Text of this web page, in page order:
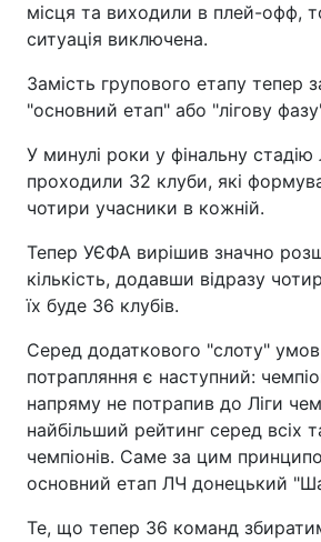
місця та виходили в плей-офф,
ситуація виключена.
Замість групового етапу тепер
"основний етап" або "лігову
У минулі роки у фінальну стадію
проходили 32 клуби, які
чотири учасники в кожній.
Тепер УЄФА вирішив значно
кількість, додавши відразу
їх буде 36 клубів.
Серед додаткового "слоту"
потрапляння є наступний:
напряму не потрапив до Ліги
найбільший рейтинг серед всіх
чемпіонів. Саме за цим
основний етап ЛЧ донецький
Те, що тепер 36 команд